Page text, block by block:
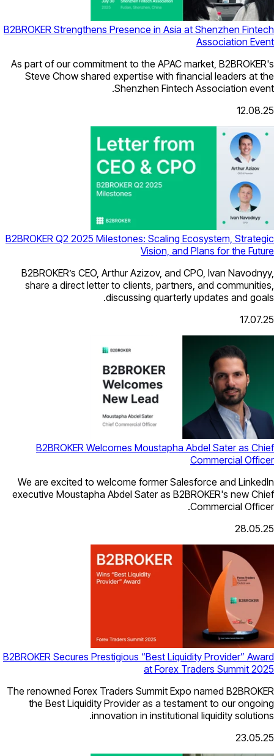
B2BROKER Strengthens Presence in
As part of our commitment to the
Steve Chow shared expertise
Shenzhen
B2BROKER Q2 2025 Milestones:
Vision,
B2BROKER’s CEO, Arthur Azizov,
share a direct letter to clients,
discussing
B2BROKER Welcomes
We are excited to welcome former
executive Moustapha Abdel Sater as
B2BROKER Secures Prestigious “Best
at
The renowned Forex Traders Summit
the Best Liquidity Provider as a
innovation in